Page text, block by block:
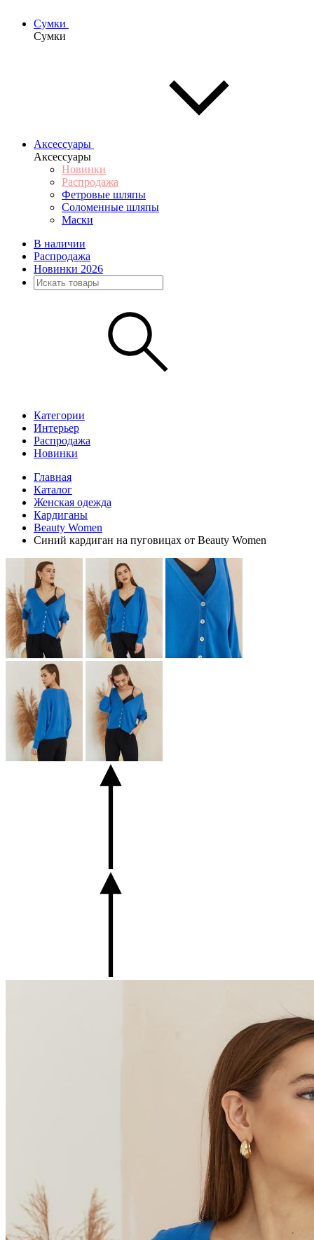
Сумки
Сумки
Аксессуары
Аксессуары
Новинки
Распродажа
Фетровые шляпы
Соломенные шляпы
Маски
В наличии
Распродажа
Новинки 2026
Категории
Интерьер
Распродажа
Новинки
Главная
Каталог
Женская одежда
Кардиганы
Beauty Women
Синий кардиган на пуговицах от Beauty Women